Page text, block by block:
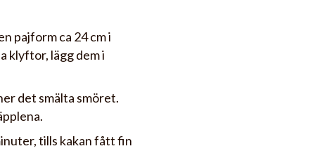
pajform ca 24 cm i
klyftor, lägg dem i
det smälta smöret.
tills kakan fått fin